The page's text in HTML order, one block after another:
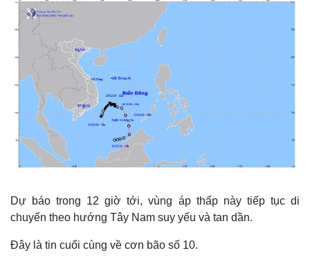
Biển đảo
Dự báo trong 12 giờ tới, vùng áp thấp này tiếp tục di
chuyển theo hướng Tây Nam suy yếu và tan dần.
Đây là tin cuối cùng về cơn bão số 10.